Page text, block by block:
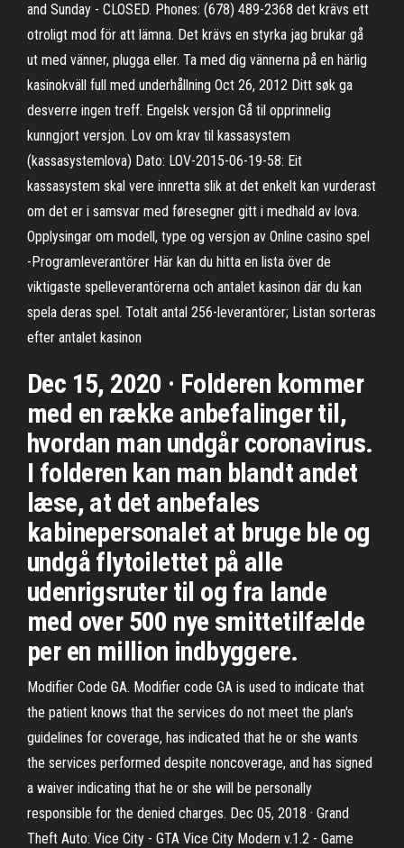
and Sunday - CLOSED. Phones: (678) 489-2368 det krävs ett
otroligt mod för att lämna. Det krävs en styrka jag brukar gå
ut med vänner, plugga eller. Ta med dig vännerna på en härlig
kasinokväll full med underhållning Oct 26, 2012 Ditt søk ga
desverre ingen treff. Engelsk versjon Gå til opprinnelig
kunngjort versjon. Lov om krav til kassasystem
(kassasystemlova) Dato: LOV-2015-06-19-58: Eit
kassasystem skal vere innretta slik at det enkelt kan vurderast
om det er i samsvar med føresegner gitt i medhald av lova.
Opplysingar om modell, type og versjon av Online casino spel
-Programleverantörer Här kan du hitta en lista över de
viktigaste spelleverantörerna och antalet kasinon där du kan
spela deras spel. Totalt antal 256-leverantörer; Listan sorteras
efter antalet kasinon
Dec 15, 2020 · Folderen kommer
med en række anbefalinger til,
hvordan man undgår coronavirus.
I folderen kan man blandt andet
læse, at det anbefales
kabinepersonalet at bruge ble og
undgå flytoilettet på alle
udenrigsruter til og fra lande
med over 500 nye smittetilfælde
per en million indbyggere.
Modifier Code GA. Modifier code GA is used to indicate that
the patient knows that the services do not meet the plan's
guidelines for coverage, has indicated that he or she wants
the services performed despite noncoverage, and has signed
a waiver indicating that he or she will be personally
responsible for the denied charges. Dec 05, 2018 · Grand
Theft Auto: Vice City - GTA Vice City Modern v.1.2 - Game